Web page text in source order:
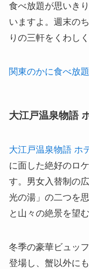
食べ放題が思いき
いますよ。週末の
りの三軒をくわし
関東のかに食べ放
大江戸温泉物語
大江戸温泉物語 ホ
に面した絶好のロ
す。男女入替制の
光の湯」の二つを
と山々の絶景を望
冬季の豪華ビュッ
登場し、蟹以外に